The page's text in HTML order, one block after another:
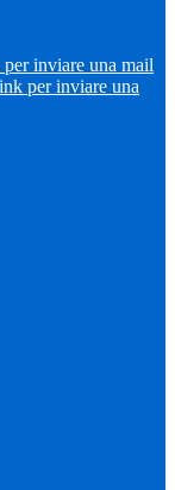
inviare una mail
per inviare una